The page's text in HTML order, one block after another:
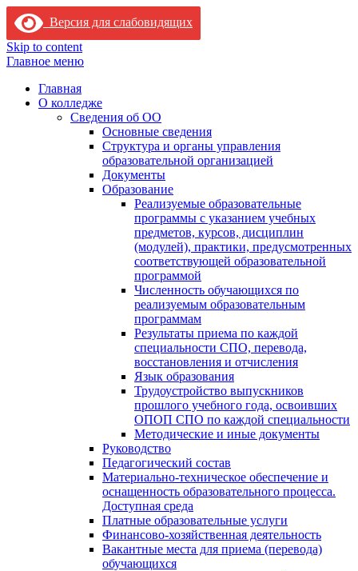
Версия для слабовидящих
Skip to content
Главное меню
Главная
О колледже
Сведения об ОО
Основные сведения
Структура и органы управления
образовательной организацией
Документы
Образование
Реализуемые образовательные
программы с указанием учебных
предметов, курсов, дисциплин
(модулей), практики, предусмотренных
соответствующей образовательной
программой
Численность обучающихся по
реализуемым образовательным
программам
Результаты приема по каждой
специальности СПО, перевода,
восстановления и отчисления
Язык образования
Трудоустройство выпускников
прошлого учебного года, освоивших
ОПОП СПО по каждой специальности
Методические и иные документы
Руководство
Педагогический состав
Материально-техническое обеспечение и
оснащенность образовательного процесса.
Доступная среда
Платные образовательные услуги
Финансово-хозяйственная деятельность
Вакантные места для приема (перевода)
обучающихся